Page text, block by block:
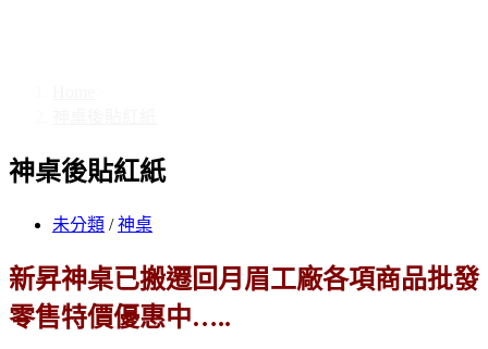
神桌後貼紅紙
未分類 / 神桌
新昇神桌已搬遷回月眉工廠各項商品批發
零售特價優惠中…..